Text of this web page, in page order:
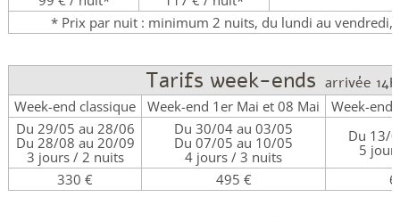
* Prix par nuit : minimum 2 nuits, du lundi au vendredi,
Tarifs week-ends arrivée
Week-end classique Week-end 1er Mai et 08 Mai
Week-end
Du 29/05 au 28/06
Du 28/08 au 20/09
3 jours / 2 nuits
Du 30/04 au 03/05
Du 07/05 au 10/05
4 jours / 3 nuits
Du 13/
5
330 €
495 €